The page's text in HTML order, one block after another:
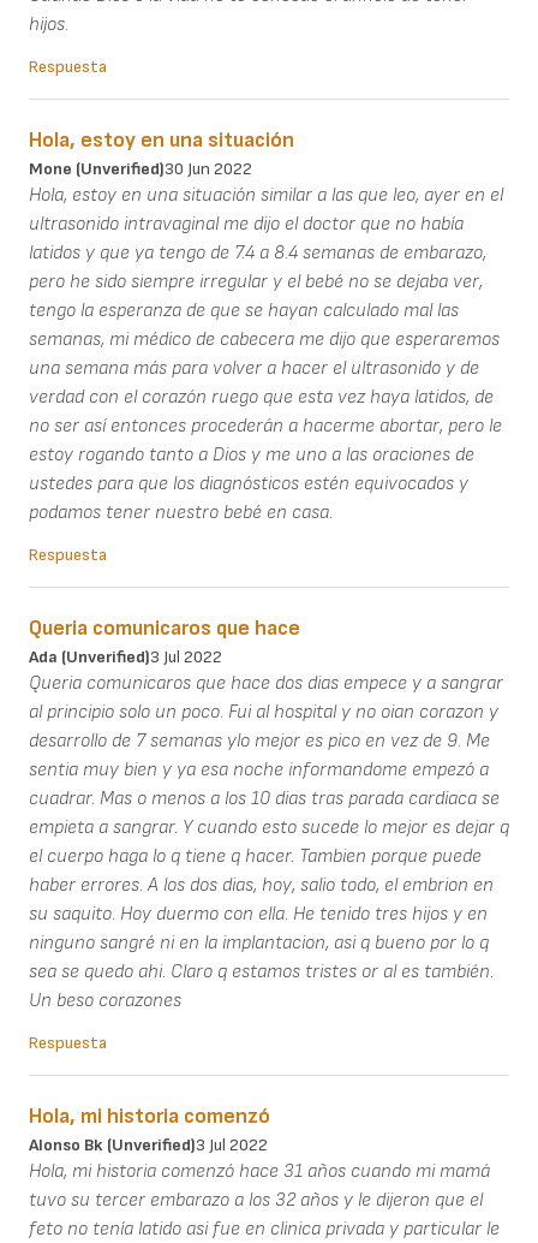
hijos.
Respuesta
Hola, estoy en una situación
Mone (unverified)30 Jun 2022
Hola, estoy en una situación similar a las que leo, ayer en el
ultrasonido intravaginal me dijo el doctor que no había
latidos y que ya tengo de 7.4 a 8.4 semanas de embarazo,
pero he sido siempre irregular y el bebé no se dejaba ver,
tengo la esperanza de que se hayan calculado mal las
semanas, mi médico de cabecera me dijo que esperaremos
una semana más para volver a hacer el ultrasonido y de
verdad con el corazón ruego que esta vez haya latidos, de
no ser así entonces procederán a hacerme abortar, pero le
estoy rogando tanto a Dios y me uno a las oraciones de
ustedes para que los diagnósticos estén equivocados y
podamos tener nuestro bebé en casa.
Respuesta
Queria comunicaros que hace
Ada (unverified)3 Jul 2022
Queria comunicaros que hace dos dias empece y a sangrar
al principio solo un poco. Fui al hospital y no oian corazon y
desarrollo de 7 semanas ylo mejor es pico en vez de 9. Me
sentia muy bien y ya esa noche informandome empezó a
cuadrar. Mas o menos a los 10 dias tras parada cardiaca se
empieta a sangrar. Y cuando esto sucede lo mejor es dejar q
el cuerpo haga lo q tiene q hacer. Tambien porque puede
haber errores. A los dos dias, hoy, salio todo, el embrion en
su saquito. Hoy duermo con ella. He tenido tres hijos y en
ninguno sangré ni en la implantacion, asi q bueno por lo q
sea se quedo ahi. Claro q estamos tristes or al es también.
Un beso corazones
Respuesta
Hola, mi historia comenzó
Alonso Bk (unverified)3 Jul 2022
Hola, mi historia comenzó hace 31 años cuando mi mamá
tuvo su tercer embarazo a los 32 años y le dijeron que el
feto no tenía latido asi fue en clinica privada y particular le